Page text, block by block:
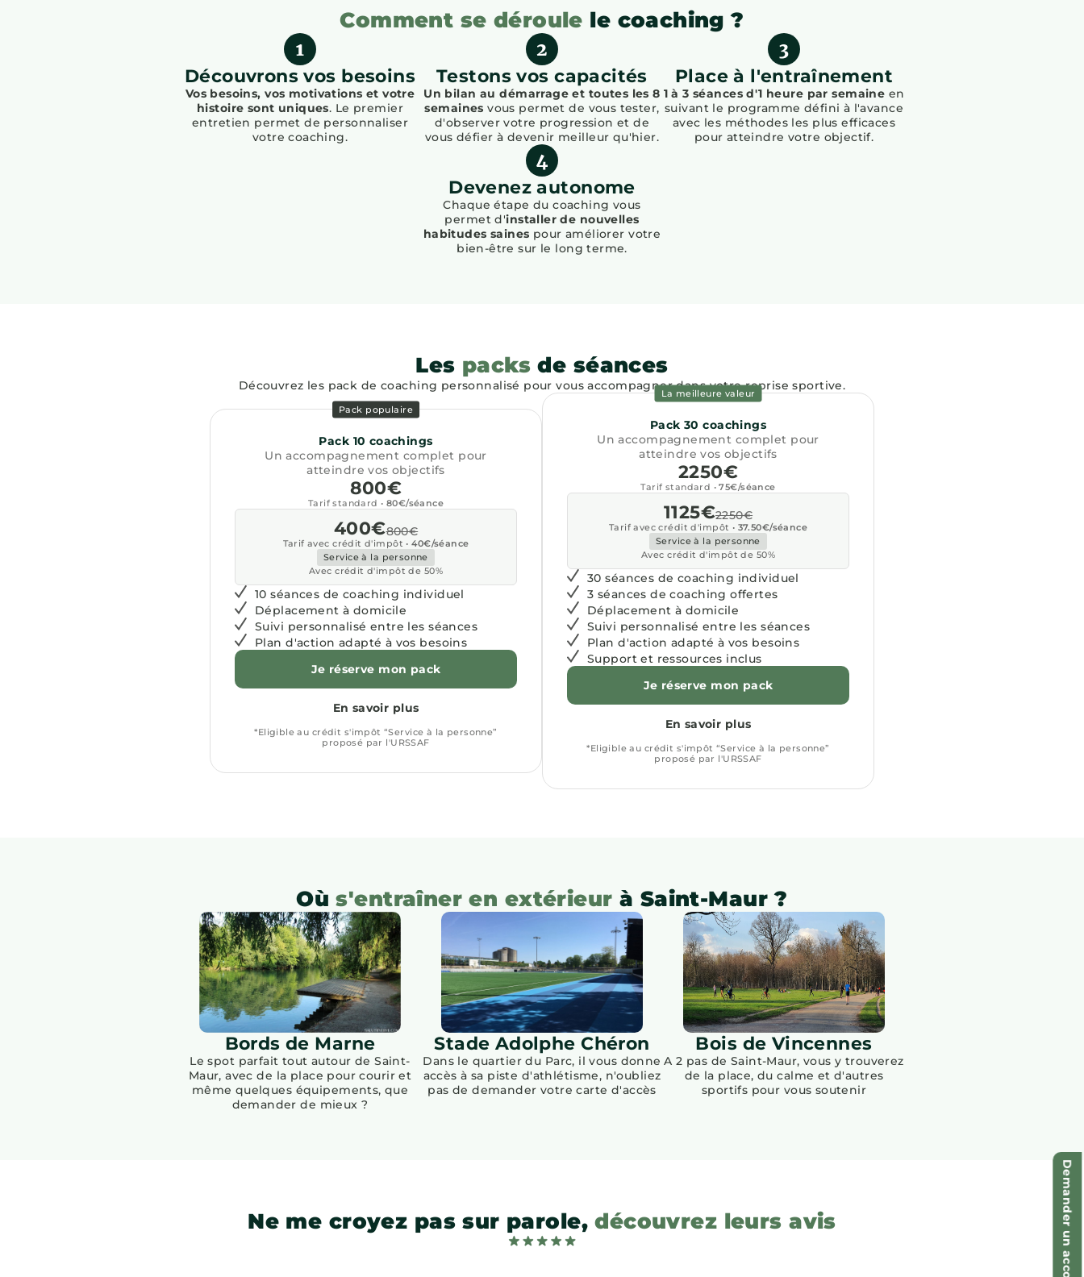
Comment se déroule le coaching ?
Découvrons vos besoins
Vos besoins, vos motivations et votre
histoire sont uniques. Le premier
entretien permet de personnaliser
votre coaching.
Testons vos capacités
Un bilan au démarrage et toutes les 8
semaines vous permet de vous tester,
d'observer votre progression et de
vous défier à devenir meilleur qu'hier.
Place à l'entraînement
1 à 3 séances d'1 heure par semaine en
suivant le programme défini à l'avance
avec les méthodes les plus efficaces
pour atteindre votre objectif.
Devenez autonome
Chaque étape du coaching vous
permet d'installer de nouvelles
habitudes saines pour améliorer votre
bien-être sur le long terme.
Les packs de séances
Découvrez les pack de coaching personnalisé pour vous accompagner dans votre reprise sportive.
Pack populaire
Pack 10 coachings
Un accompagnement complet pour
atteindre vos objectifs
800€
Tarif standard • 80€/séance
400€800€
Tarif avec crédit d'impôt •40€/séance
Service à la personne
Avec crédit d'impôt de 50%
10 séances de coaching individuel
Déplacement à domicile
Suivi personnalisé entre les séances
Plan d'action adapté à vos besoins
Je réserve mon pack
En savoir plus
*Eligible au crédit s'impôt “Service à la personne”
proposé par l'URSSAF
La meilleure valeur
Pack 30 coachings
Un accompagnement complet pour
atteindre vos objectifs
2250€
Tarif standard •75€/séance
1125€2250€
Tarif avec crédit d'impôt • 37.50€/séance
Service à la personne
Avec crédit d'impôt de 50%
30 séances de coaching individuel
3 séances de coaching offertes
Déplacement à domicile
Suivi personnalisé entre les séances
Plan d'action adapté à vos besoins
Support et ressources inclus
Je réserve mon pack
En savoir plus
*Eligible au crédit s'impôt “Service à la personne”
proposé par l'URSSAF
Oùs'entraîner en extérieur à Saint-Maur ?
Bords de Marne
Le spot parfait tout autour de Saint-
Maur, avec de la place pour courir et
même quelques équipements, que
demander de mieux ?
Stade Adolphe Chéron
Dans le quartier du Parc, il vous donne
accès à sa piste d'athlétisme, n'oubliez
pas de demander votre carte d'accès
Bois de Vincennes
A 2 pas de Saint-Maur, vous y trouverez
de la place, du calme et d'autres
sportifs pour vous soutenir
Ne me croyez pas sur parole,découvrez leurs avis